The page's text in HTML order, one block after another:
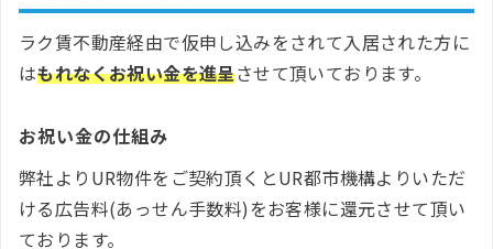
ラク賃不動産経由で仮申し込みをされて入居された方に
はもれなくお祝い金を進呈させて頂いております。
お祝い金の仕組み
弊社よりUR物件をご契約頂くとUR都市機構よりいただ
ける広告料(あっせん手数料)をお客様に還元させて頂い
ております。